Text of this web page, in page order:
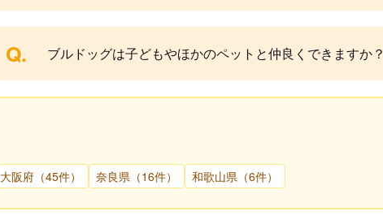
Q. ブルドッグは子どもやほかのペットと仲良くできますか？
大阪府（45件） 奈良県（16件） 和歌山県（6件）